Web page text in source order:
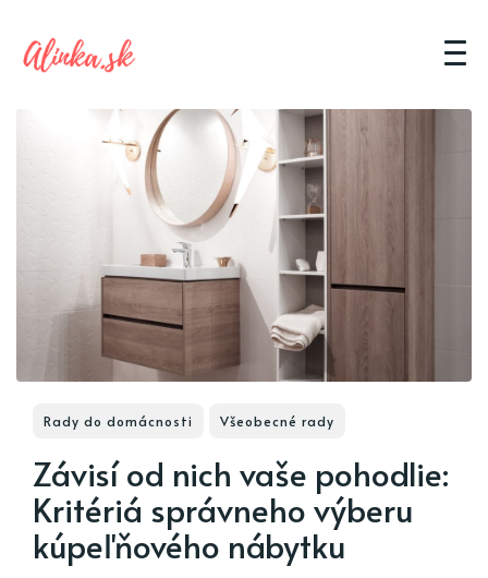
Rady do domácnosti Všeobecné rady
Závisí od nich vaše pohodlie:
Kritériá správneho výberu
kúpeľňového nábytku